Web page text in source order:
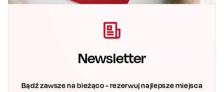
Newsletter
Bądź zawsze na bieżąco - rezerwuj najlepsze miejsca